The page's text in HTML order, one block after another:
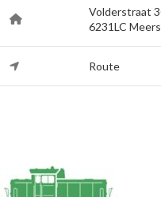
Volderstraat
6231LC
Route